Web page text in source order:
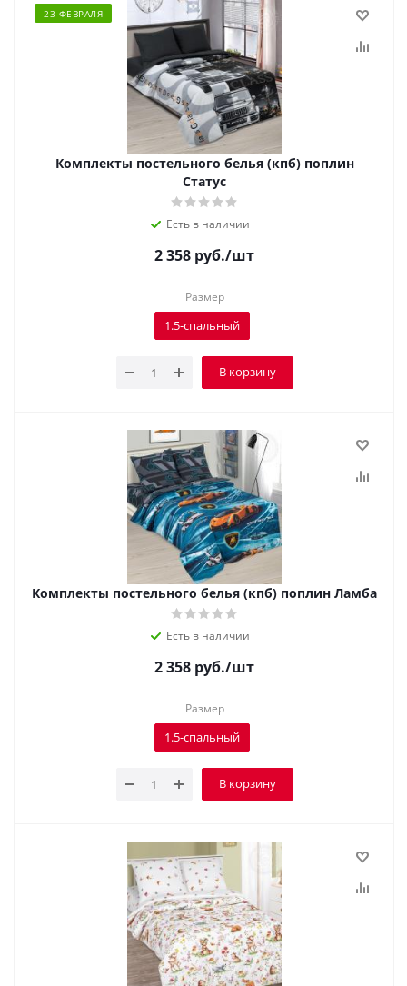
23 ФЕВРАЛЯ
Комплекты постельного белья (кпб) поплин
Статус
Есть в наличии
2 358 руб./шт
Размер
1.5-спальный
В корзину
Комплекты постельного белья (кпб) поплин Ламба
Есть в наличии
2 358 руб./шт
Размер
1.5-спальный
В корзину